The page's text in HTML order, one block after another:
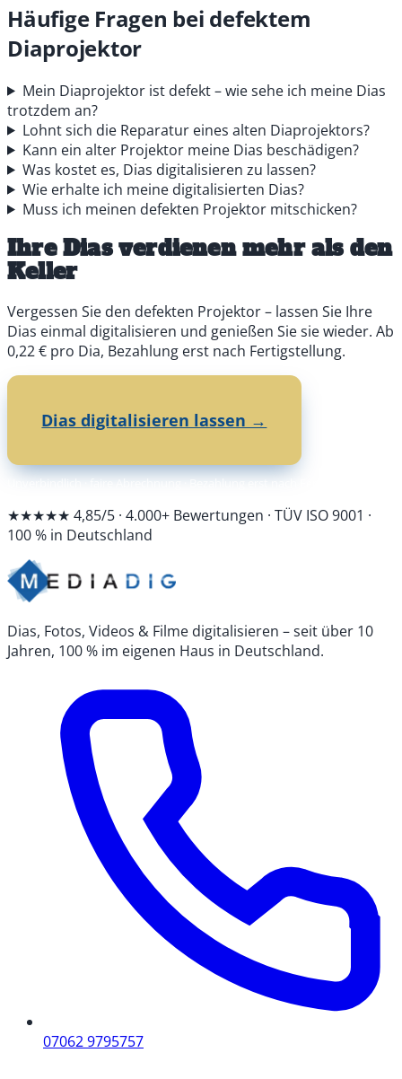
Häufige Fragen bei defektem
Diaprojektor
Mein Diaprojektor ist defekt – wie sehe ich meine Dias
trotzdem an?
Lohnt sich die Reparatur eines alten Diaprojektors?
Kann ein alter Projektor meine Dias beschädigen?
Was kostet es, Dias digitalisieren zu lassen?
Wie erhalte ich meine digitalisierten Dias?
Muss ich meinen defekten Projektor mitschicken?
Ihre Dias verdienen mehr als den
Keller
Vergessen Sie den defekten Projektor – lassen Sie Ihre
Dias einmal digitalisieren und genießen Sie sie wieder. Ab
0,22 € pro Dia, Bezahlung erst nach Fertigstellung.
Dias digitalisieren lassen →
Unverbindlich · faire Abrechnung · Bezahlung erst nach Fertigstellung
★★★★★ 4,85/5 · 4.000+ Bewertungen · TÜV ISO 9001 ·
100 % in Deutschland
Dias, Fotos, Videos & Filme digitalisieren – seit über 10
Jahren, 100 % im eigenen Haus in Deutschland.
07062 9795757